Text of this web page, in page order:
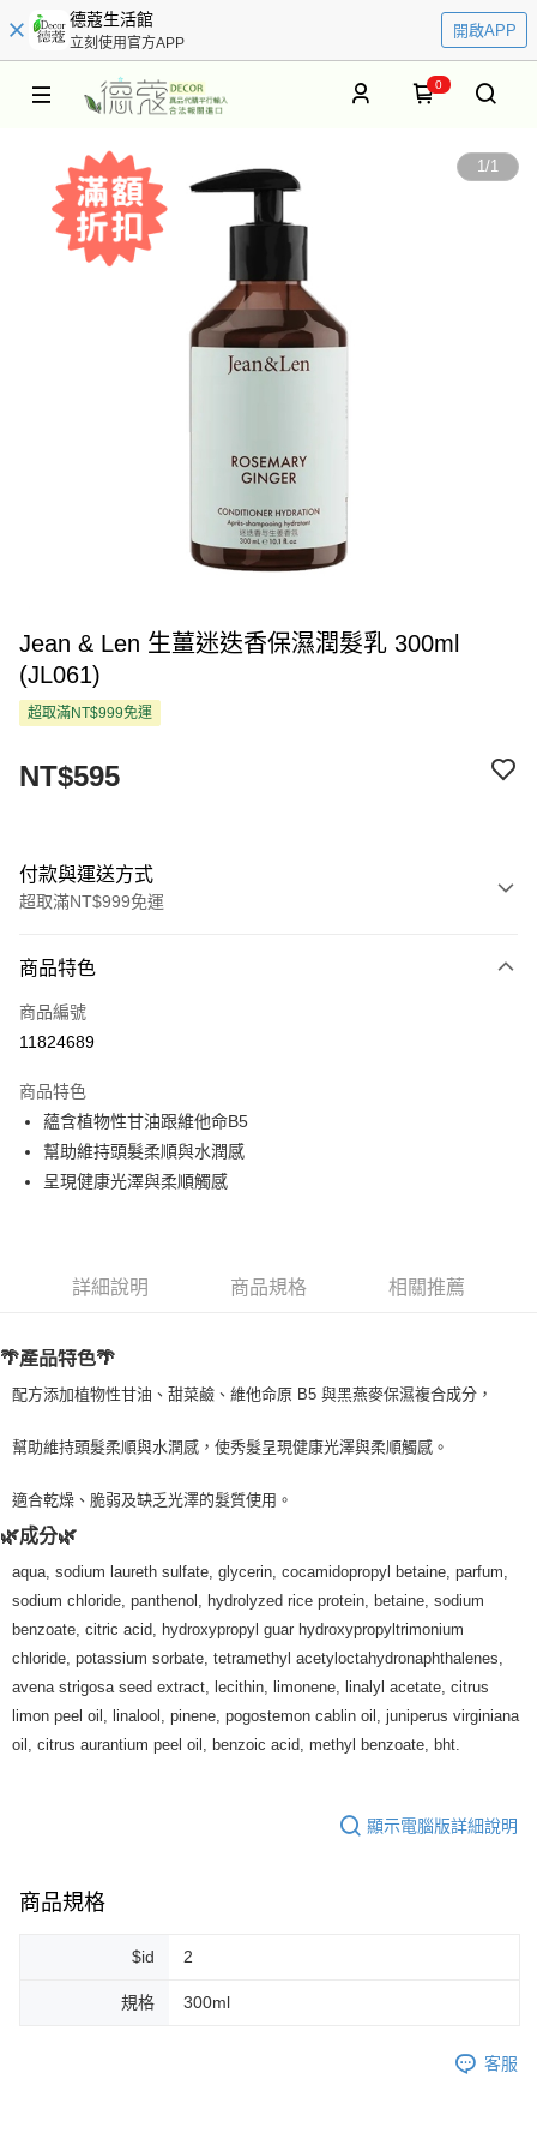
德蔻生活館
立刻使用官方APP
開啟APP
0
1/1
Jean & Len 生薑迷迭香保濕潤髮乳 300ml
(JL061)
超取滿NT$999免運
NT$595
付款與運送方式
超取滿NT$999免運
信用卡一次付款
超商取貨付款
Apple Pay
街口支付
ATM付款
運送方式
全家取貨付款
每筆NT$80，滿NT$999(含以上)免運費
7-11取貨付款
每筆NT$80，滿NT$999(含以上)免運費
7-11純取貨 (先付款
每筆NT$80，滿NT$999(含以上)免運費
宅配
每筆NT$100，滿NT$999(含以上)免運費
商品特色
商品編號
11824689
商品特色
蘊含植物性甘油跟維他命B5
幫助維持頭髮柔順與水潤感
呈現健康光澤與柔順觸感
詳細說明 商品規格 相關推薦
🌴產品特色🌴
配方添加植物性甘油、甜菜鹼、維他命原 B5 與黑燕麥保濕複合成分，
幫助維持頭髮柔順與水潤感，使秀髮呈現健康光澤與柔順觸感。
適合乾燥、脆弱及缺乏光澤的髮質使用。
🌿成分🌿
aqua, sodium laureth sulfate, glycerin, cocamidopropyl betaine, parfum,
sodium chloride, panthenol, hydrolyzed rice protein, betaine, sodium
benzoate, citric acid, hydroxypropyl guar hydroxypropyltrimonium
chloride, potassium sorbate, tetramethyl acetyloctahydronaphthalenes,
avena strigosa seed extract, lecithin, limonene, linalyl acetate, citrus
limon peel oil, linalool, pinene, pogostemon cablin oil, juniperus virginiana
oil, citrus aurantium peel oil, benzoic acid, methyl benzoate, bht.
顯示電腦版詳細說明
商品規格
$id 2
規格 300ml
客服